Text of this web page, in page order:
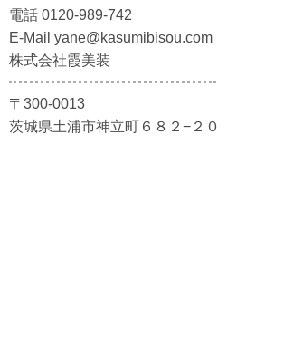
電話 0120-989-742
E-Mail yane@kasumibisou.com
株式会社霞美装
〒300-0013
茨城県土浦市神立町６８２−２０